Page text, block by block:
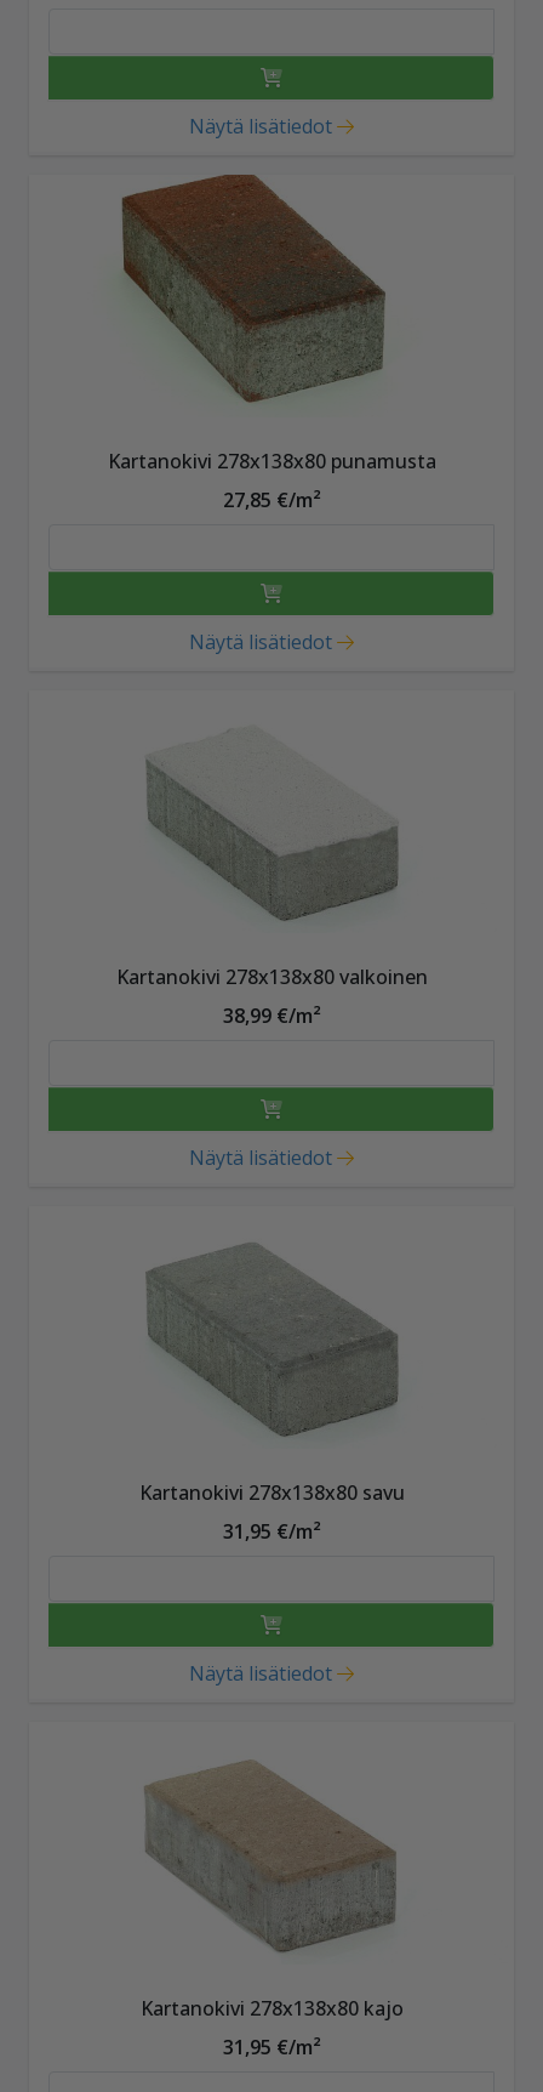
Näytä lisätiedot
Kartanokivi 278x138x80 punamusta
27,85 €/m²
Näytä lisätiedot
Kartanokivi 278x138x80 valkoinen
38,99 €/m²
Näytä lisätiedot
Kartanokivi 278x138x80 savu
31,95 €/m²
Näytä lisätiedot
Kartanokivi 278x138x80 kajo
31,95 €/m²